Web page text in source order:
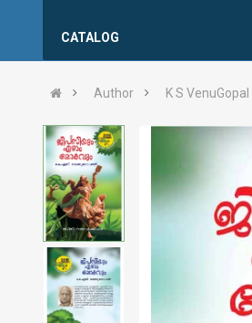
CATALOG
Author K S VenuGopal